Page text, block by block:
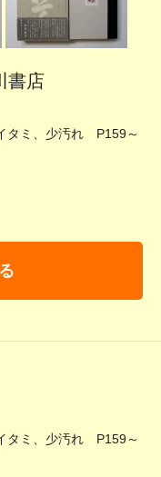
店
ミ、少汚れ P159～
ミ、少汚れ P159～